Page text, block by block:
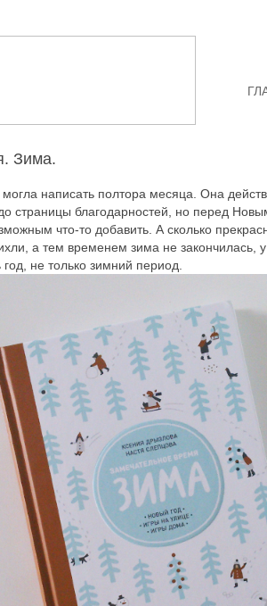
Зима.
написать полтора месяца. Она
страницы благодарностей, но перед
что-то добавить. А сколько
а тем временем зима не
не только зимний период.